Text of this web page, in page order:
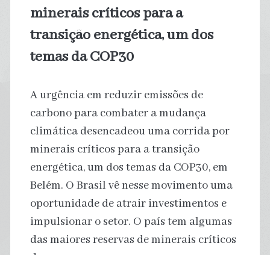
minerais críticos para a
transição energética, um dos
temas da COP30
A urgência em reduzir emissões de
carbono para combater a mudança
climática desencadeou uma corrida por
minerais críticos para a transição
energética, um dos temas da COP30, em
Belém. O Brasil vê nesse movimento uma
oportunidade de atrair investimentos e
impulsionar o setor. O país tem algumas
das maiores reservas de minerais críticos